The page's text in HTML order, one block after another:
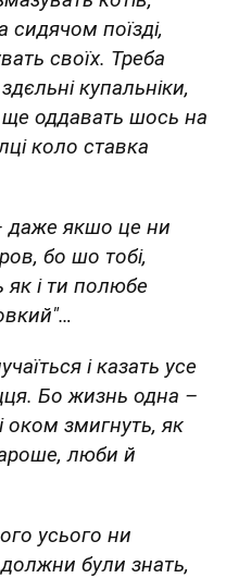
сидячом поїзді,
своїх. Треба
купальніки,
ще оддавать шось на
коло ставка
якшо це ни
бо шо тобі,
як і ти полюбе
і казать усе
Бо жизнь одна –
оком змигнуть, як
люби й
усього ни
були знать,